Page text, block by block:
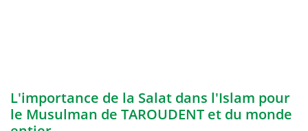
L'importance de la Salat dans l'Islam pour
le Musulman de TAROUDENT et du monde